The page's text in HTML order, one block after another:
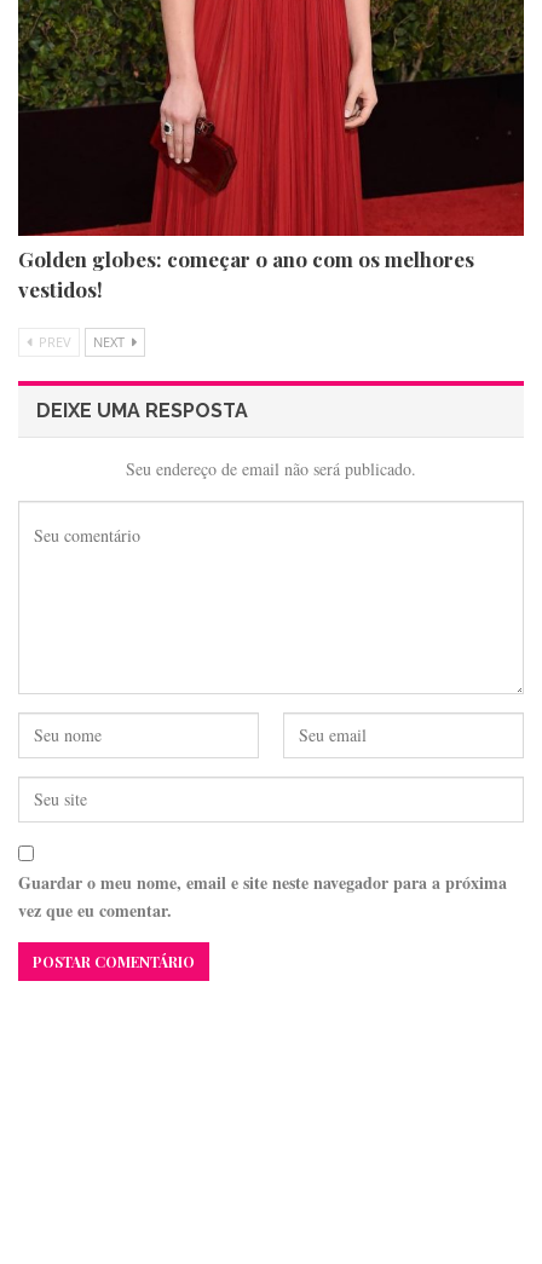
Golden globes: começar o ano com os melhores
vestidos!
PREV NEXT
DEIXE UMA RESPOSTA
Seu endereço de email não será publicado.
Guardar o meu nome, email e site neste navegador para a próxima
vez que eu comentar.